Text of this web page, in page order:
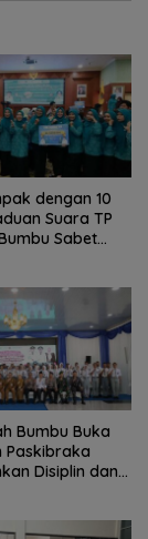
dengan 10
Suara TP
Sabet
Bumbu Buka
Paskibraka
Disiplin dan